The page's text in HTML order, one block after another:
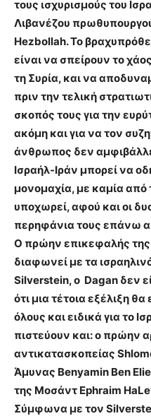
τους ισχυρισμούς του
Λιβανέζου
Hezbollah. Το
είναι να σπείρουν το
τη Συρία, και να
πριν την τελική
σκοπός τους για την
ακόμη και για να τον
άνθρωπος δεν
Ισραήλ-Ιράν μπορεί να
μονομαχία, με καμία από
υποχωρεί, αφού και οι
περηφάνια τους επάνω
Ο πρώην επικεφαλής
διαφωνεί με τα
Silverstein, ο Dagan δεν
ότι μια τέτοια εξέλιξη
όλους και ειδικά για το
πιστεύουν και: ο πρώην
αντικατασκοπείας
Άμυνας Benyamin Ben
της Μοσάντ Ephraim
Σύμφωνα με τον